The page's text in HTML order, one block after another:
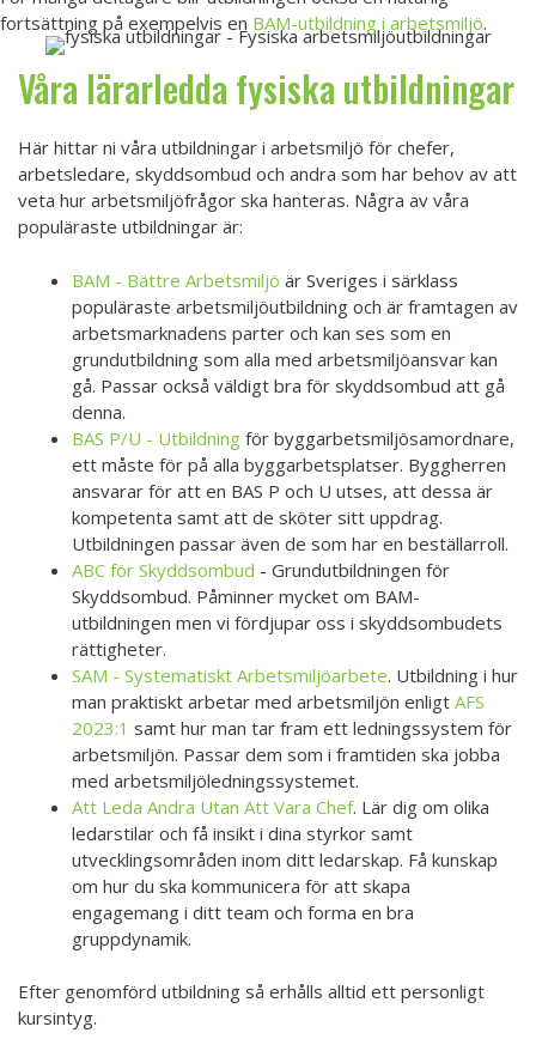
fortsättning på exempelvis en BAM-utbildning i arbetsmiljö.
Våra lärarledda fysiska utbildningar
Här hittar ni våra utbildningar i arbetsmiljö för chefer,
arbetsledare, skyddsombud och andra som har behov av att
veta hur arbetsmiljöfrågor ska hanteras. Några av våra
populäraste utbildningar är:
BAM - Bättre Arbetsmiljö är Sveriges i särklass
populäraste arbetsmiljöutbildning och är framtagen av
arbetsmarknadens parter och kan ses som en
grundutbildning som alla med arbetsmiljöansvar kan
gå. Passar också väldigt bra för skyddsombud att gå
denna.
BAS P/U - Utbildning för byggarbetsmiljösamordnare,
ett måste för på alla byggarbetsplatser. Byggherren
ansvarar för att en BAS P och U utses, att dessa är
kompetenta samt att de sköter sitt uppdrag.
Utbildningen passar även de som har en beställarroll.
ABC för Skyddsombud - Grundutbildningen för
Skyddsombud. Påminner mycket om BAM-
utbildningen men vi fördjupar oss i skyddsombudets
rättigheter.
SAM - Systematiskt Arbetsmiljöarbete. Utbildning i hur
man praktiskt arbetar med arbetsmiljön enligt AFS
2023:1 samt hur man tar fram ett ledningssystem för
arbetsmiljön. Passar dem som i framtiden ska jobba
med arbetsmiljöledningssystemet.
Att Leda Andra Utan Att Vara Chef. Lär dig om olika
ledarstilar och få insikt i dina styrkor samt
utvecklingsområden inom ditt ledarskap. Få kunskap
om hur du ska kommunicera för att skapa
engagemang i ditt team och forma en bra
gruppdynamik.
Efter genomförd utbildning så erhålls alltid ett personligt
kursintyg.